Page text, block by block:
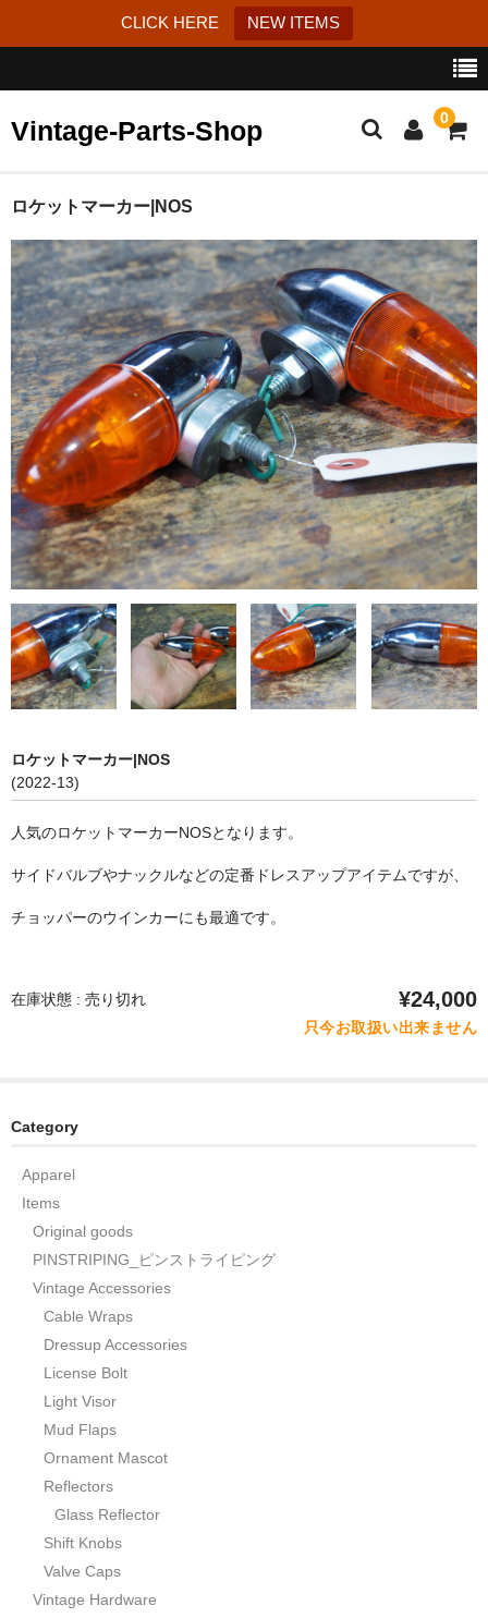
CLICK HERE NEW ITEMS
Vintage-Parts-Shop 0
カート
ブログ
Instagram
はじめての方へ
お問い合わせ
特定商取引法に基づく表記
ロケットマーカー|NOS
ロケットマーカー|NOS
(2022-13)
人気のロケットマーカーNOSとなります。
サイドバルブやナックルなどの定番ドレスアップアイテムですが、
チョッパーのウインカーにも最適です。
在庫状態 : 売り切れ ¥24,000
只今お取扱い出来ません
Category
Apparel
Items
Original goods
PINSTRIPING_ピンストライピング
Vintage Accessories
Cable Wraps
Dressup Accessories
License Bolt
Light Visor
Mud Flaps
Ornament Mascot
Reflectors
Glass Reflector
Shift Knobs
Valve Caps
Vintage Hardware